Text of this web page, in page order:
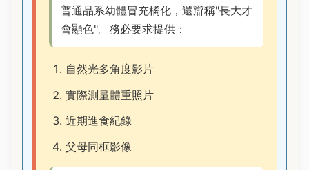
普通品系幼體冒充橘化，還辯稱"長大才
會顯色"。務必要求提供：
自然光多角度影片
實際測量體重照片
近期進食紀錄
父母同框影像